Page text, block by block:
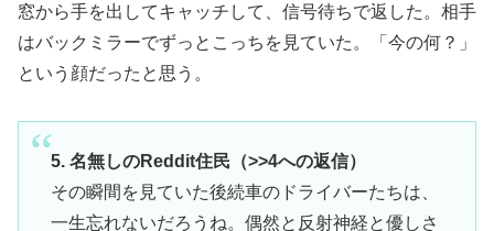
窓から手を出してキャッチして、信号待ちで返した。相手
はバックミラーでずっとこっちを見ていた。「今の何？」
という顔だったと思う。
5. 名無しのReddit住民（>>4への返信）
その瞬間を見ていた後続車のドライバーたちは、
一生忘れないだろうね。偶然と反射神経と優しさ